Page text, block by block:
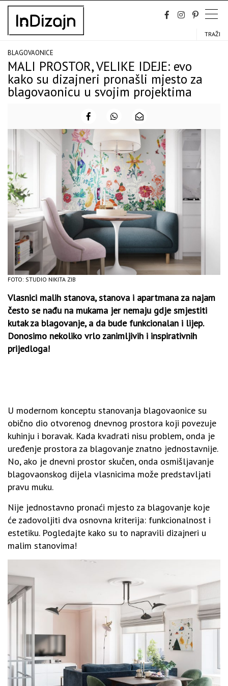
Skip
content
TRAŽI
BLAGOVAONICE
MALI PROSTOR, VELIKE IDEJE: evo
kako su dizajneri pronašli mjesto za
blagovaonicu u svojim projektima
FOTO: STUDIO NIKITA ZIB
Vlasnici malih stanova, stanova i apartmana za najam
često se nađu na mukama jer nemaju gdje smjestiti
kutak za blagovanje, a da bude funkcionalan i lijep.
Donosimo nekoliko vrlo zanimljivih i inspirativnih
prijedloga!
U modernom konceptu stanovanja blagovaonice su
obično dio otvorenog dnevnog prostora koji povezuje
kuhinju i boravak. Kada kvadrati nisu problem, onda je
uređenje prostora za blagovanje znatno jednostavnije.
No, ako je dnevni prostor skučen, onda osmišljavanje
blagovaonskog dijela vlasnicima može predstavljati
pravu muku.
Nije jednostavno pronaći mjesto za blagovanje koje
će zadovoljiti dva osnovna kriterija: funkcionalnost i
estetiku. Pogledajte kako su to napravili dizajneri u
malim stanovima!